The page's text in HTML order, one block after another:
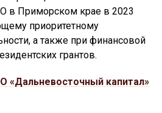
в Приморском крае в 2023
приоритетному
а также при финансовой
грантов.
«Дальневосточный капитал»